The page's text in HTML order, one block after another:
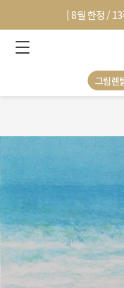
[ 8월 한정 /
그림렌